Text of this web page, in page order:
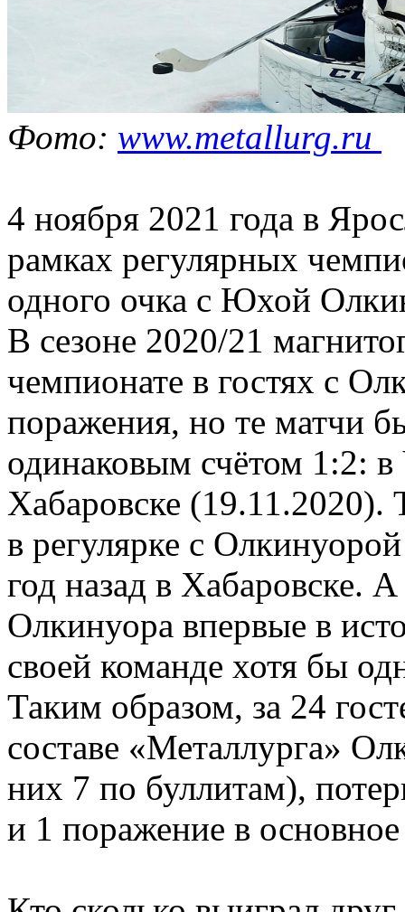
Фото: www.metallurg.ru
4 ноября 2021 года в
рамках регулярных
одного очка с Юхой
В сезоне 2020/21
чемпионате в гостях с
поражения, но те матчи
одинаковым счётом 1:2:
Хабаровске (19.11.2020).
в регулярке с
год назад в Хабаровске.
Олкинуора впервые в
своей команде хотя бы
Таким образом, за 24
составе «Металлурга»
них 7 по буллитам),
и 1 поражение в